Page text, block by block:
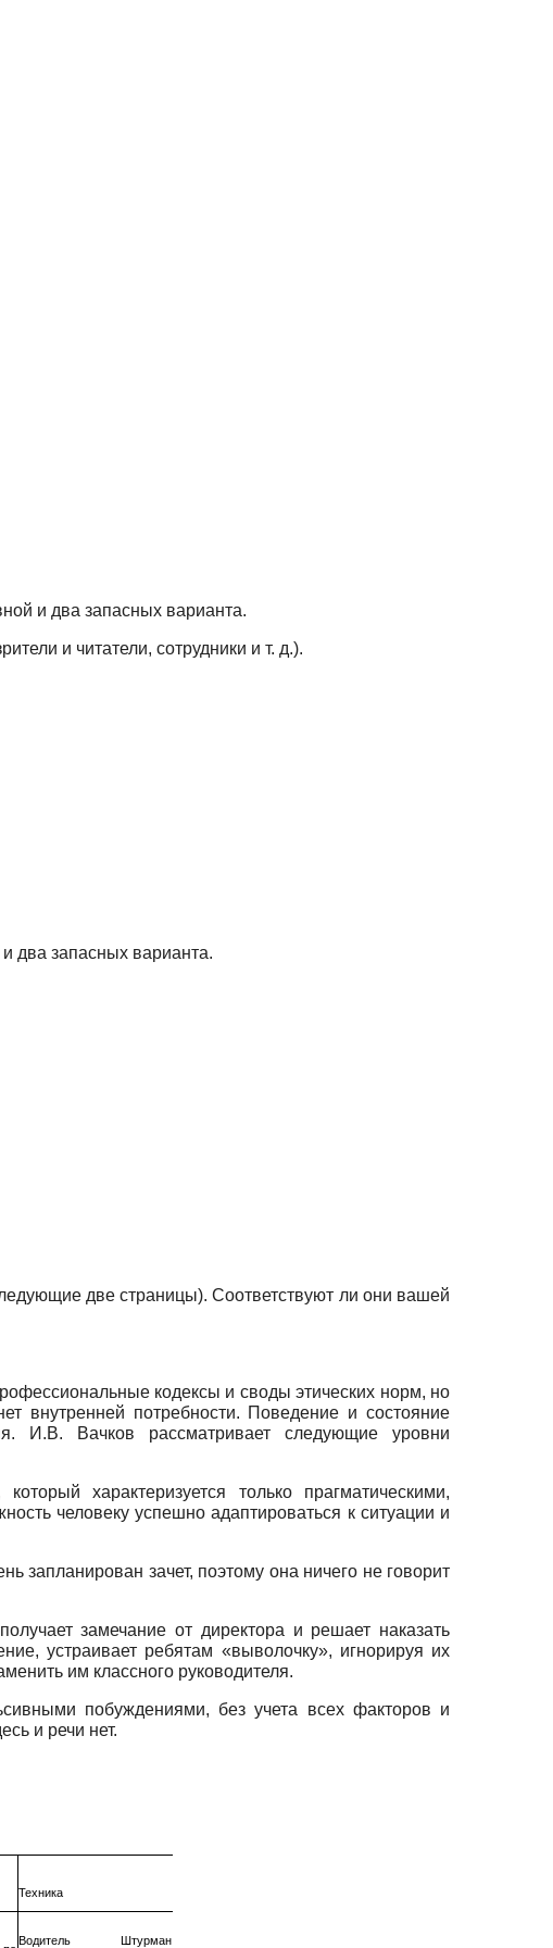
и два запасных варианта.
и читатели, сотрудники и т. д.).
два запасных варианта.
две страницы). Соответствуют ли они вашей
кодексы и своды этических норм, но
внутренней потребности. Поведение и состояние
И.В. Вачков рассматривает следующие уровни
характеризуется только прагматическими,
человеку успешно адаптироваться к ситуации и
запланирован зачет, поэтому она ничего не говорит
замечание от директора и решает наказать
устраивает ребятам «выволочку», игнорируя их
им классного руководителя.
побуждениями, без учета всех факторов и
и речи нет.
Техника
Водитель Штурман